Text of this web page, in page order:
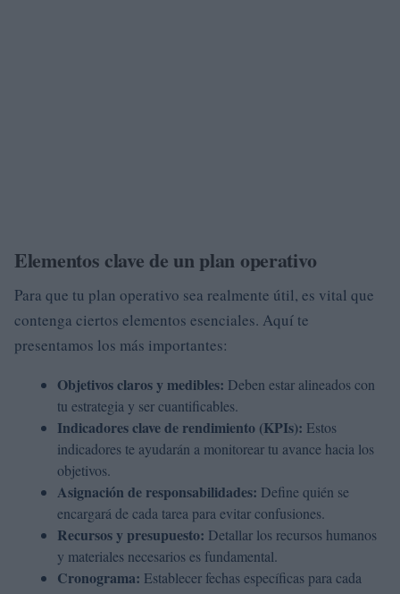
Elementos clave de un plan operativo
Para que tu plan operativo sea realmente útil, es vital que
contenga ciertos elementos esenciales. Aquí te
presentamos los más importantes:
Objetivos claros y medibles: Deben estar alineados con
tu estrategia y ser cuantificables.
Indicadores clave de rendimiento (KPIs): Estos
indicadores te ayudarán a monitorear tu avance hacia los
objetivos.
Asignación de responsabilidades: Define quién se
encargará de cada tarea para evitar confusiones.
Recursos y presupuesto: Detallar los recursos humanos
y materiales necesarios es fundamental.
Cronograma: Establecer fechas específicas para cada